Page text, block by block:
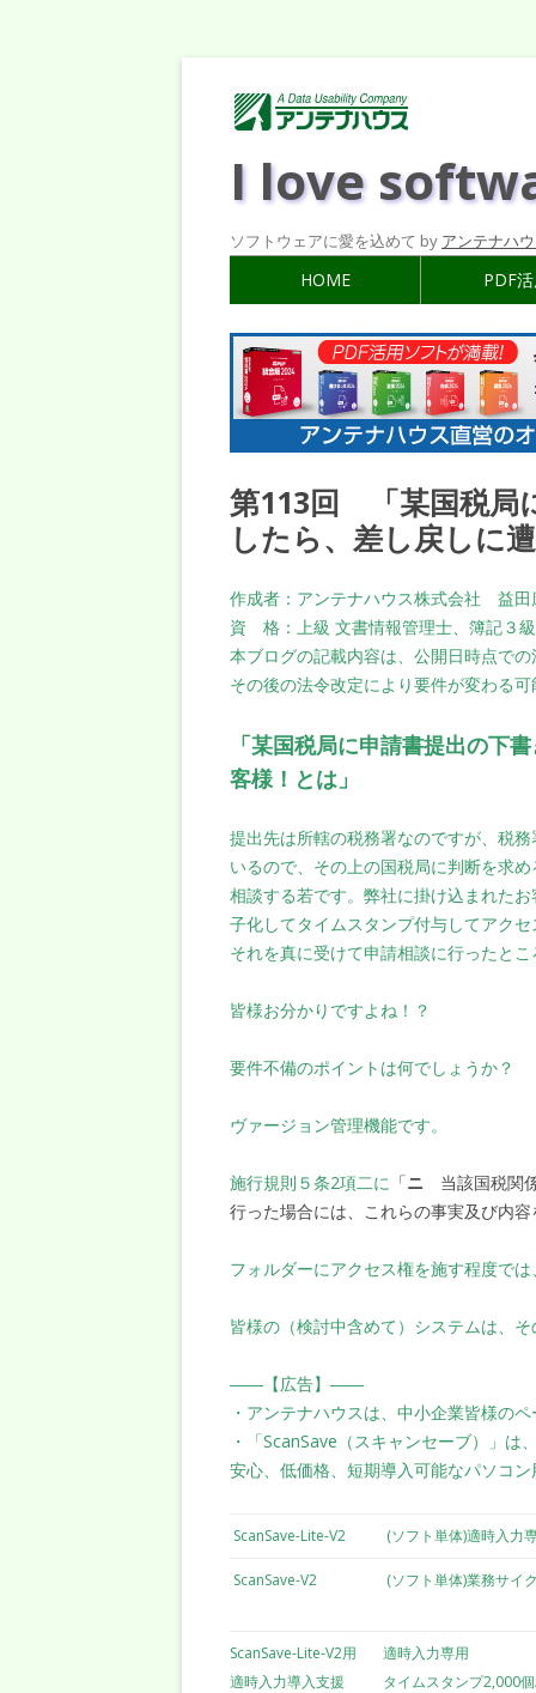
I love
ソフトウェアに愛を込めて by アンテナハ
HOME PDF
第113回 「某国税局
したら、差し戻しに
作成者：アンテナハウス株式会社 益田
資 格：上級 文書情報管理士、簿記３
本ブログの記載内容は、公開日時点で
その後の法令改定により要件が変わる
「某国税局に申請書提出の下
客様！とは」
提出先は所轄の税務署なのですが、税
いるので、その上の国税局に判断を求
相談する若です。弊社に掛け込まれた
子化してタイムスタンプ付与してアク
それを真に受けて申請相談に行ったと
皆様お分かりですよね！？
要件不備のポイントは何でしょうか？
ヴァージョン管理機能です。
施行規則５条2項二に 「ニ 当該国税関
行った場合には、これらの事実及び内
フォルダーにアクセス権を施す程度で
皆様の（検討中含めて）システムは、
――【広告】――
・アンテナハウスは、中小企業皆様の
・「ScanSave（スキャンセーブ）」
安心、低価格、短期導入可能なパソコ
ScanSave-Lite-V2 (ソフト単体)適時入力
ScanSave-V2 (ソフト単体)業務サイ
ScanSave-Lite-V2用
適時入力導入支援
適時入力専用
タイムスタンプ2,000